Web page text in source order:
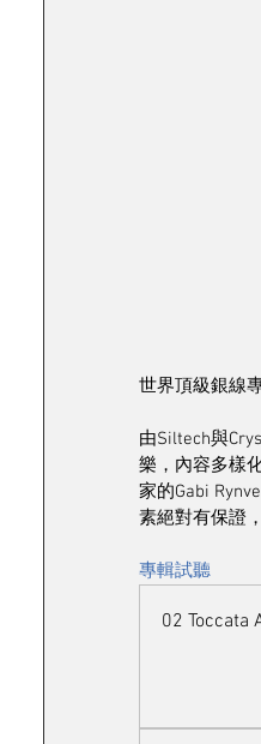
世界頂級銀線
由Siltech與
樂，內容多樣
家的Gabi
素絕對有保證
專輯試聽
02 Toccata